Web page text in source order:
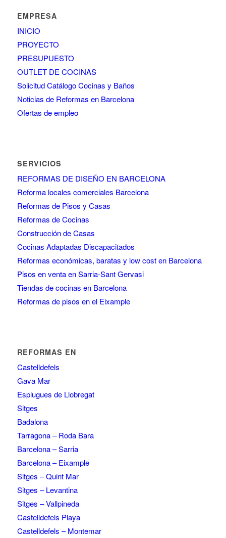
EMPRESA
INICIO
PROYECTO
PRESUPUESTO
OUTLET DE COCINAS
Solicitud Catálogo Cocinas y Baños
Noticias de Reformas en Barcelona
Ofertas de empleo
SERVICIOS
REFORMAS DE DISEÑO EN BARCELONA
Reforma locales comerciales Barcelona
Reformas de Pisos y Casas
Reformas de Cocinas
Construcción de Casas
Cocinas Adaptadas Discapacitados
Reformas económicas, baratas y low cost en Barcelona
Pisos en venta en Sarria-Sant Gervasi
Tiendas de cocinas en Barcelona
Reformas de pisos en el Eixample
REFORMAS EN
Castelldefels
Gava Mar
Esplugues de Llobregat
Sitges
Badalona
Tarragona – Roda Bara
Barcelona – Sarria
Barcelona – Eixample
Sitges – Quint Mar
Sitges – Levantina
Sitges – Vallpineda
Castelldefels Playa
Castelldefels – Montemar